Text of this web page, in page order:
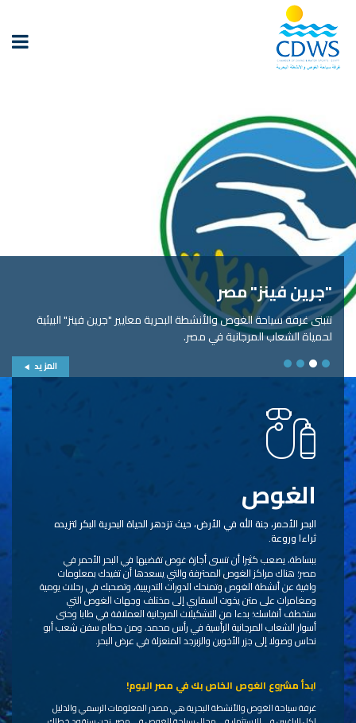
"جرين فينز" مصر
تتبنى غرفة سياحة الغوص والأنشطة البحرية معايير "جرين فينز" البيئية
لحمياة الشعاب المرجانية في مصر.
المزيد
الغوص
البحر الأحمر، جنة الله في الأرض، حيث تزدهر الحياة البحرية البكر لتزيده
ثراءا وروعة.
ببساطة، يصعب كثيرا أن تنسى أجازة غوص تقضيها في البحر الأحمر في
مصر؛ هناك مراكز الغوص المحترفة والتي يسعدها أن تفيدك بمعلومات
وافية عن أنشطة الغوص وتمنحك الدورات التدريبية، وتصحبك في رحلات يومية
ومغامرات على متن يخوت السفاري إلى مختلف وجهات الغوص التي
ستخطف أنفاسك؛ بدءا من التشكيلات المرجانية العملاقة في طابا وحتى
أسوار الشعاب المرجانية الرأسية في رأس محمد، ومن حطام سفن شِعب أبو
نحاس وصولا إلى جزر الأخوين والزبرجد المنعزلة في عرض البحر.
ابدأ مشروع الغوص الخاص بك في مصر اليوم!
غرفة سياحة الغوص والأنشطة البحرية هي مصدر المعلومات الرسمي والدليل